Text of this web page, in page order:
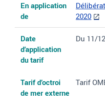
En application
de
2020
Date
d’application
du tarif
Du 11/
Tarif d’octroi
de mer externe
Tarif